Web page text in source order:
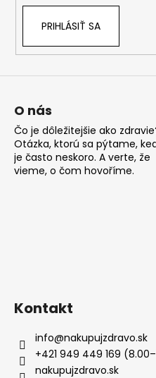
PRIHLÁSIŤ SA
O nás
Čo je dôležitejšie ako
Otázka, ktorú sa pýtame,
je často neskoro. A verte, že
vieme, o čom hovoříme.
Kontakt
info@nakupujzdravo.sk
+421 949 449 169
nakupujzdravo.sk